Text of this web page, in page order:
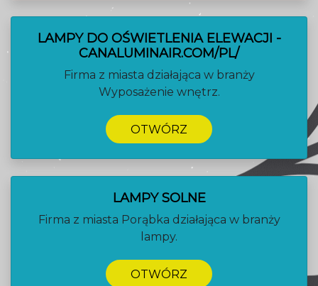
LAMPY DO OŚWIETLENIA ELEWACJI -
CANALUMINAIR.COM/PL/
Firma z miasta działająca w branży
Wyposażenie wnętrz.
OTWÓRZ
LAMPY SOLNE
Firma z miasta Porąbka działająca w branży
lampy.
OTWÓRZ